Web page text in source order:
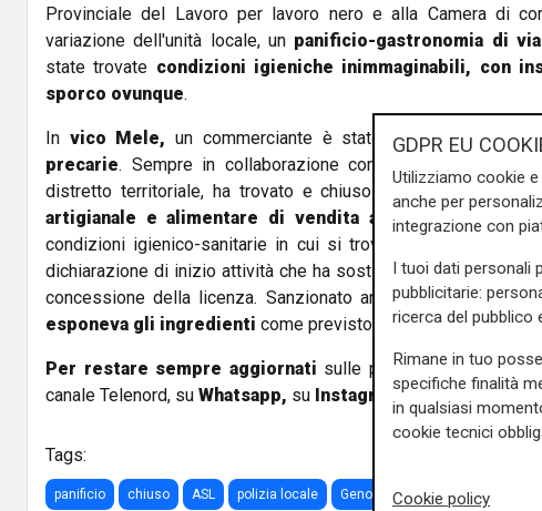
Provinciale del Lavoro per lavoro nero e alla Camera di
variazione dell'unità locale, un panificio-gastronomia di
state trovate condizioni igieniche inimmaginabili, con
sporco ovunque.
In vico Mele, un commerciante è stato
sanzionato per
precarie. Sempre in collaborazione con la Asl, questa
distretto territoriale, ha trovato e chiuso immediatamente
artigianale e alimentare di vendita a Castelletto , in
condizioni igienico-sanitarie in cui si trovata e per la
dichiarazione di inizio attività che ha sostituito da anni, a
concessione della licenza. Sanzionato anche un locale in
esponeva gli ingredienti come previsto dalla normativa.
Per restare sempre aggiornati sulle principali notizie
canale Telenord, su Whatsapp, su Instagram,suYoutubee
Tags:
panificio chiuso ASL polizia locale Genova via gramsci
GDPR EU
Utilizziamo cookie
anche per
integrazione con
I tuoi dati personali
pubblicitarie:
ricerca del pubblico
Rimane in tuo
specifiche finalità
in qualsiasi
cookie tecnici
Cookie policy